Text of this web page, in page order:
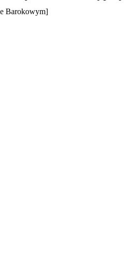
Barokowym]